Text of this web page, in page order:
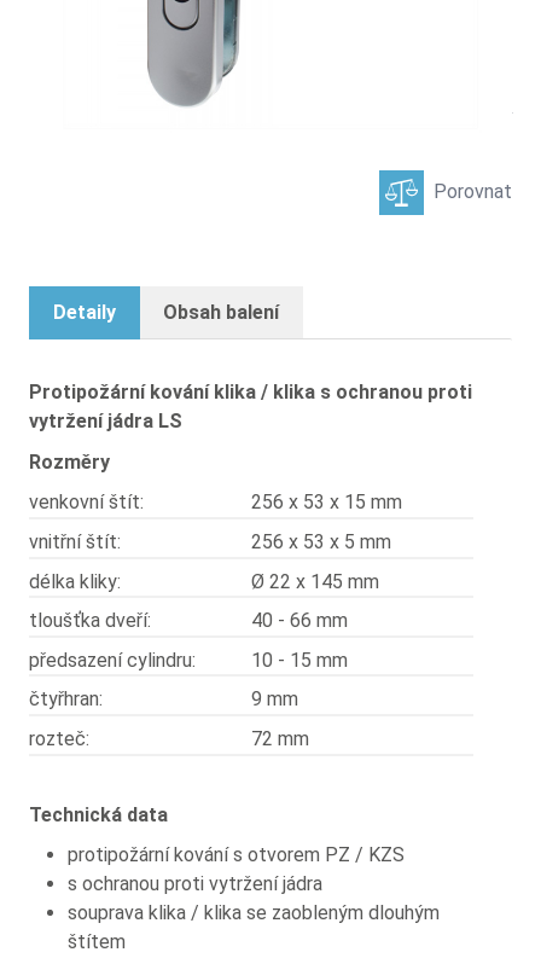
Porovnat
Detaily Obsah balení
Protipožární kování klika / klika s ochranou proti
vytržení jádra LS
Rozměry
venkovní štít:
256 x 53 x 15 mm
vnitřní štít:
256 x 53 x 5 mm
délka kliky:
Ø 22 x 145 mm
tloušťka dveří:
40 - 66 mm
předsazení cylindru:
10 - 15 mm
čtyřhran:
9 mm
rozteč:
72 mm
Technická data
protipožární kování s otvorem PZ / KZS
s ochranou proti vytržení jádra
souprava klika / klika se zaobleným dlouhým
štítem